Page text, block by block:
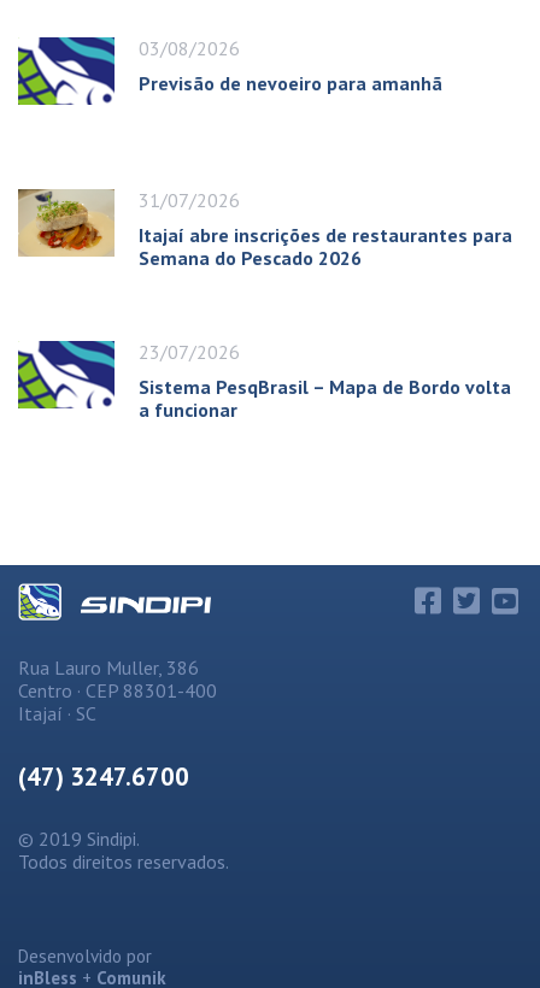
03/08/2026
Previsão de nevoeiro para amanhã
31/07/2026
Itajaí abre inscrições de restaurantes para
Semana do Pescado 2026
23/07/2026
Sistema PesqBrasil – Mapa de Bordo volta
a funcionar
Rua Lauro Muller, 386
Centro · CEP 88301-400
Itajaí · SC
(47) 3247.6700
© 2019 Sindipi.
Todos direitos reservados.
Desenvolvido por
inBless + Comunik